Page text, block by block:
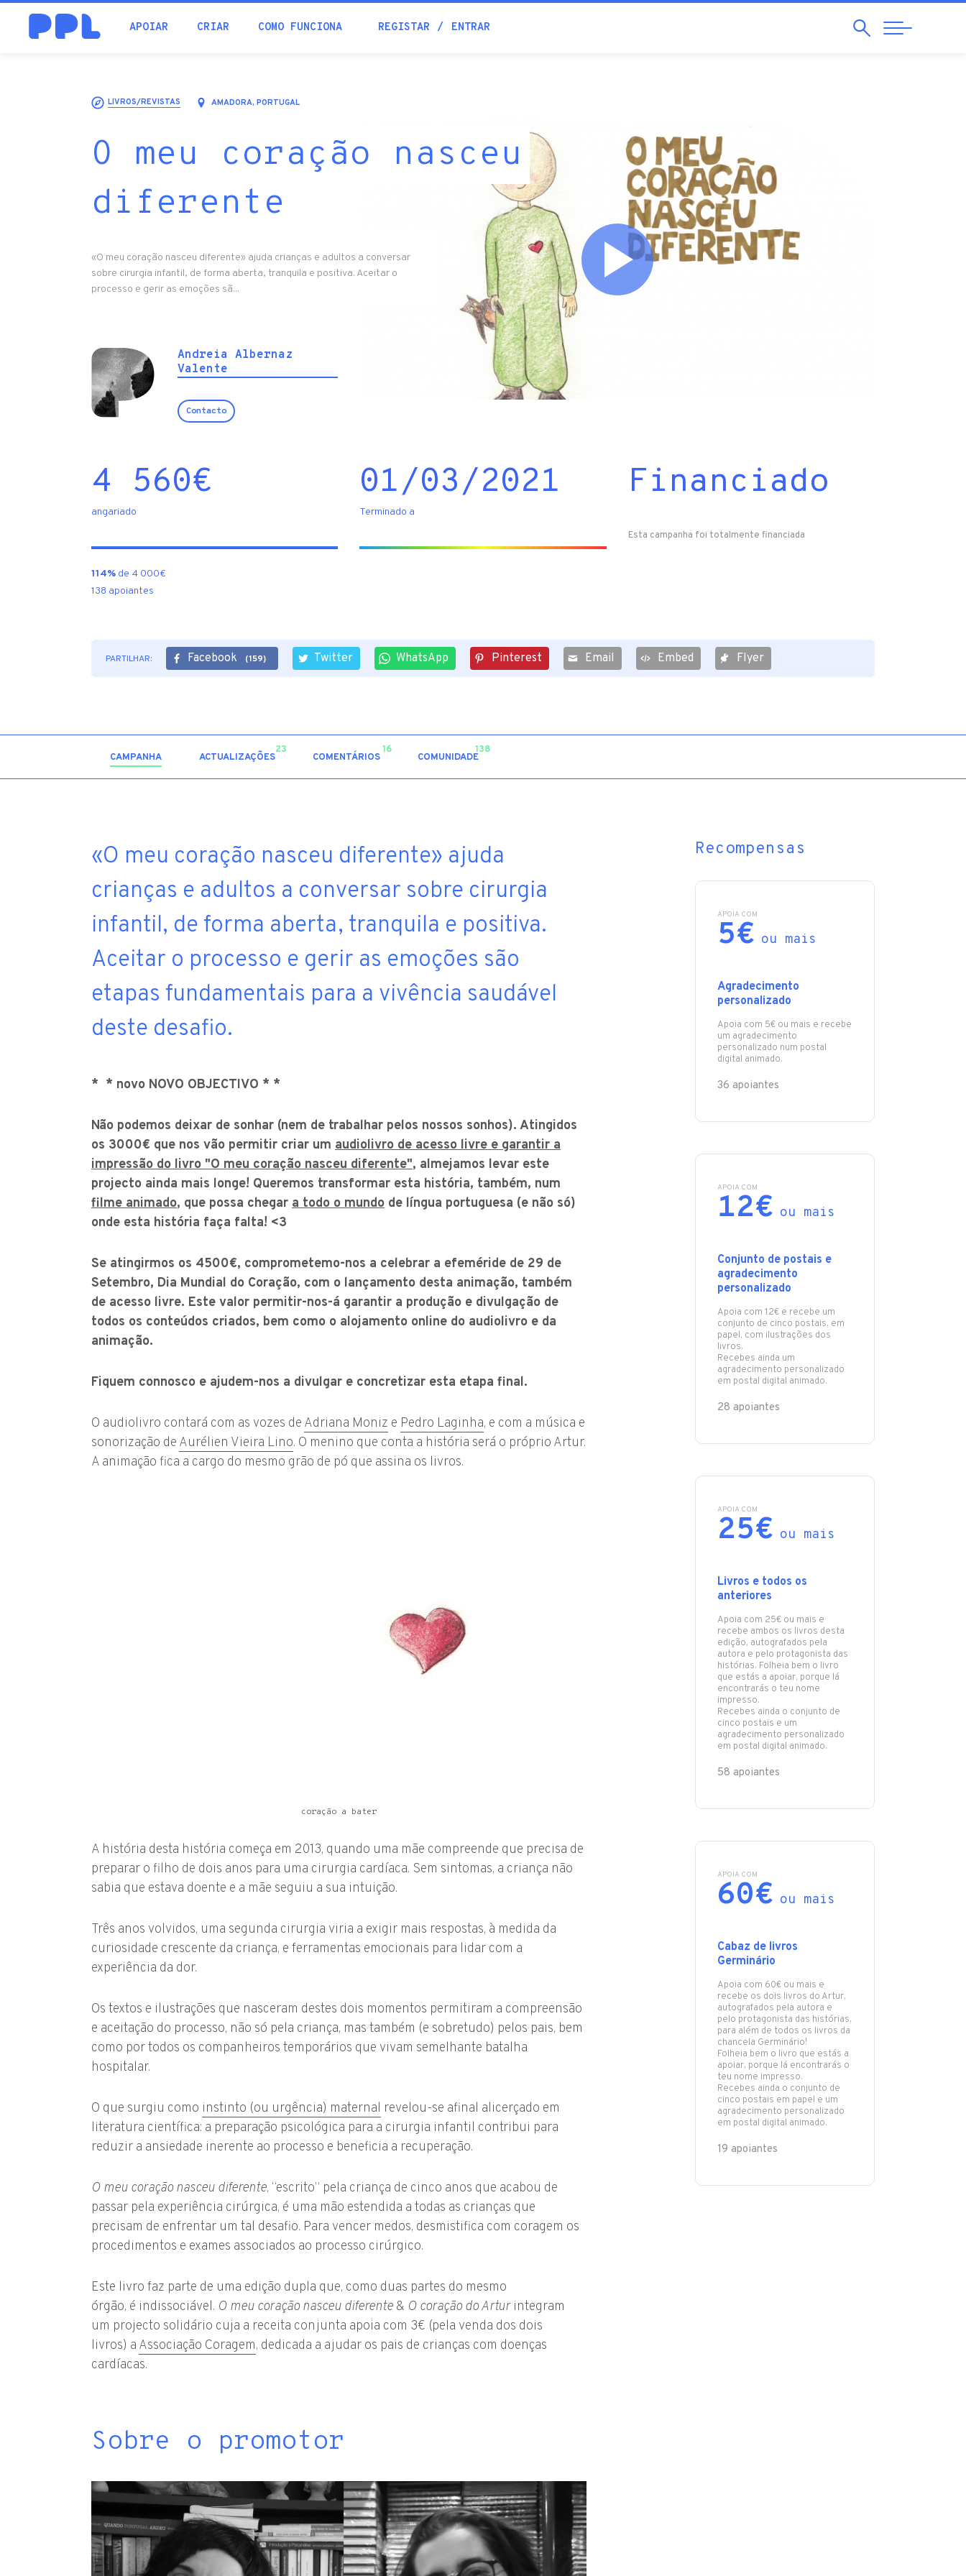
APOIAR CRIAR COMO FUNCIONA REGISTAR ENTRAR Pesquisar
Abrir
Navegação
procura
LIVROS/REVISTAS AMADORA, PORTUGAL
O meu coração nasceu
diferente
«O meu coração nasceu diferente» ajuda crianças e adultos a conversar
sobre cirurgia infantil, de forma aberta, tranquila e positiva. Aceitar o
processo e gerir as emoções sã...
Andreia Albernaz
Valente
Contacto
4 560€
angariado
114% de 4 000€
138 apoiantes
01/03/2021
Terminado a
Financiado
Esta campanha foi totalmente financiada
PARTILHAR: Facebook (159) Twitter WhatsApp Pinterest Email Embed Flyer
CAMPANHA ACTUALIZAÇÕES
23
COMENTÁRIOS
16
COMUNIDADE
138
«O meu coração nasceu diferente» ajuda
crianças e adultos a conversar sobre cirurgia
infantil, de forma aberta, tranquila e positiva.
Aceitar o processo e gerir as emoções são
etapas fundamentais para a vivência saudável
deste desafio.
* * novo NOVO OBJECTIVO * *
Não podemos deixar de sonhar (nem de trabalhar pelos nossos sonhos). Atingidos
os 3000€ que nos vão permitir criar um audiolivro de acesso livre e garantir a
impressão do livro "O meu coração nasceu diferente", almejamos levar este
projecto ainda mais longe! Queremos transformar esta história, também, num
filme animado, que possa chegar a todo o mundo de língua portuguesa (e não só)
onde esta história faça falta! <3
Se atingirmos os 4500€, comprometemo-nos a celebrar a efeméride de 29 de
Setembro, Dia Mundial do Coração, com o lançamento desta animação, também
de acesso livre. Este valor permitir-nos-á garantir a produção e divulgação de
todos os conteúdos criados, bem como o alojamento online do audiolivro e da
animação.
Fiquem connosco e ajudem-nos a divulgar e concretizar esta etapa final.
O audiolivro contará com as vozes de Adriana Moniz e Pedro Laginha, e com a música e
sonorização de Aurélien Vieira Lino. O menino que conta a história será o próprio Artur.
A animação fica a cargo do mesmo grão de pó que assina os livros.
coração a bater
A história desta história começa em 2013, quando uma mãe compreende que precisa de
preparar o filho de dois anos para uma cirurgia cardíaca. Sem sintomas, a criança não
sabia que estava doente e a mãe seguiu a sua intuição.
Três anos volvidos, uma segunda cirurgia viria a exigir mais respostas, à medida da
curiosidade crescente da criança, e ferramentas emocionais para lidar com a
experiência da dor.
Os textos e ilustrações que nasceram destes dois momentos permitiram a compreensão
e aceitação do processo, não só pela criança, mas também (e sobretudo) pelos pais, bem
como por todos os companheiros temporários que vivam semelhante batalha
hospitalar.
O que surgiu como instinto (ou urgência) maternal revelou-se afinal alicerçado em
literatura científica: a preparação psicológica para a cirurgia infantil contribui para
reduzir a ansiedade inerente ao processo e beneficia a recuperação.
O meu coração nasceu diferente, “escrito” pela criança de cinco anos que acabou de
passar pela experiência cirúrgica, é uma mão estendida a todas as crianças que
precisam de enfrentar um tal desafio. Para vencer medos, desmistifica com coragem os
procedimentos e exames associados ao processo cirúrgico.
Este livro faz parte de uma edição dupla que, como duas partes do mesmo
órgão, é indissociável. O meu coração nasceu diferente & O coração do Artur integram
um projecto solidário cuja a receita conjunta apoia com 3€ (pela venda dos dois
livros) a Associação Coragem, dedicada a ajudar os pais de crianças com doenças
cardíacas.
Sobre o promotor
Recompensas
APOIA COM
5€ ou mais
Agradecimento
personalizado
Apoia com 5€ ou mais e recebe
um agradecimento
personalizado num postal
digital animado.
36 apoiantes
APOIA COM
12€ ou mais
Conjunto de postais e
agradecimento
personalizado
Apoia com 12€ e recebe um
conjunto de cinco postais, em
papel, com ilustrações dos
livros.
Recebes ainda um
agradecimento personalizado
em postal digital animado.
28 apoiantes
APOIA COM
25€ ou mais
Livros e todos os
anteriores
Apoia com 25€ ou mais e
recebe ambos os livros desta
edição, autografados pela
autora e pelo protagonista das
histórias. Folheia bem o livro
que estás a apoiar, porque lá
encontrarás o teu nome
impresso.
Recebes ainda o conjunto de
cinco postais e um
agradecimento personalizado
em postal digital animado.
58 apoiantes
APOIA COM
60€ ou mais
Cabaz de livros
Germinário
Apoia com 60€ ou mais e
recebe os dois livros do Artur,
autografados pela autora e
pelo protagonista das histórias,
para além de todos os livros da
chancela Germinário!
Folheia bem o livro que estás a
apoiar, porque lá encontrarás o
teu nome impresso.
Recebes ainda o conjunto de
cinco postais em papel e um
agradecimento personalizado
em postal digital animado.
19 apoiantes